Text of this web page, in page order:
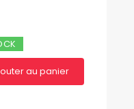
au panier